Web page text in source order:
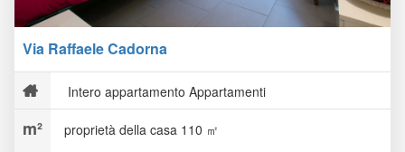
Via Raffaele Cadorna
Intero appartamento Appartamenti
proprietà della casa 110 ㎡